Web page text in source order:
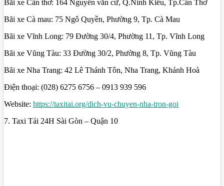
Bãi xe Cần thơ: 164 Nguyễn văn cừ, Q.Ninh Kiều, Tp.Cần Thơ
Bãi xe Cà mau: 75 Ngô Quyền, Phường 9, Tp. Cà Mau
Bãi xe Vĩnh Long: 79 Đường 30/4, Phường 11, Tp. Vĩnh Long
Bãi xe Vũng Tàu: 33 Đường 30/2, Phường 8, Tp. Vũng Tàu
Bãi xe Nha Trang: 42 Lê Thánh Tôn, Nha Trang, Khánh Hoà
Điện thoại: (028) 6275 6756 – 0913 939 596
Website: https://taxitai.org/dich-vu-chuyen-nha-tron-goi
7. Taxi Tải 24H Sài Gòn – Quận 10